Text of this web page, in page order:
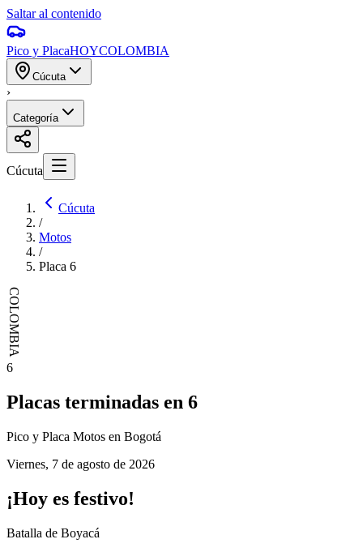
Saltar al contenido
Pico y PlacaHOYCOLOMBIA
Cúcuta
›
Categoría
Cúcuta
Cúcuta
/
Motos
/
Placa 6
COLOMBIA
6
Placas terminadas en 6
Pico y Placa Motos en Bogotá
Viernes, 7 de agosto de 2026
¡Hoy es festivo!
Batalla de Boyacá